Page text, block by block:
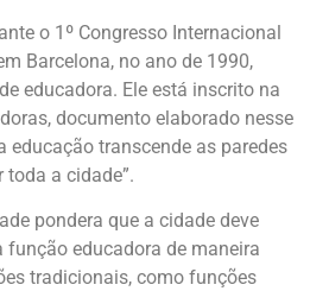
o 1º Congresso Internacional
Barcelona, no ano de 1990,
educadora. Ele está inscrito na
documento elaborado nesse
educação transcende as paredes
a cidade”.
pondera que a cidade deve
função educadora de maneira
tradicionais, como funções